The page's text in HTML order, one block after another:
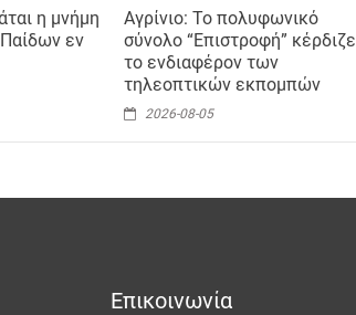
η μνήμη
εν
Αγρίνιο: Το πολυφωνικό
σύνολο “Επιστροφή” κέρδιζε
το ενδιαφέρον των
τηλεοπτικών εκπομπών
2026-08-05
Επικοινωνία